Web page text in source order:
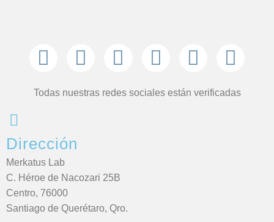
Todas nuestras redes sociales están verificadas
Dirección
Merkatus Lab
C. Héroe de Nacozari 25B
Centro, 76000
Santiago de Querétaro, Qro.